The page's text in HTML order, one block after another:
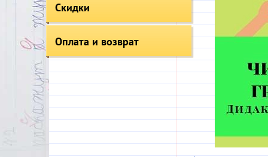
Скидки
Оплата и возврат